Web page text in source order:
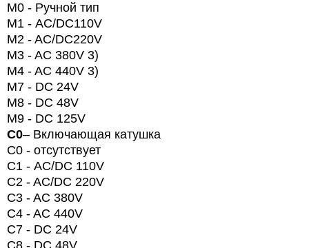
M0 - Ручной тип
M1 - AC/DC110V
M2 - AC/DC220V
M3 - AC 380V 3)
M4 - AC 440V 3)
M7 - DC 24V
M8 - DC 48V
M9 - DC 125V
C0– Включающая катушка
C0 - отсутствует
C1 - AC/DC 110V
C2 - AC/DC 220V
C3 - AC 380V
C4 - AC 440V
C7 - DC 24V